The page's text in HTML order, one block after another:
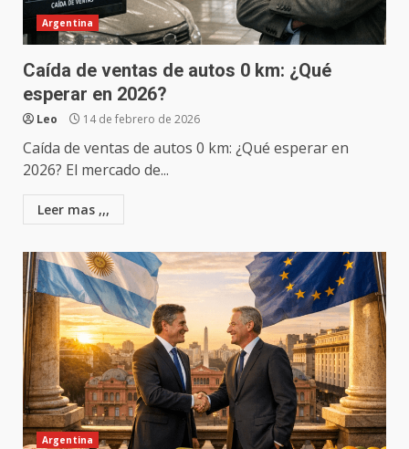
Argentina
Caída de ventas de autos 0 km: ¿Qué
esperar en 2026?
Leo 14 de febrero de 2026
Caída de ventas de autos 0 km: ¿Qué esperar en
2026? El mercado de...
Leer mas ,,,
Argentina